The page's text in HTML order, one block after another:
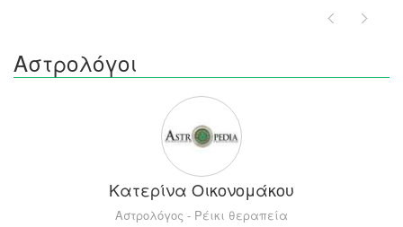
Αστρολόγοι
Κατερίνα Οικονομάκου
Αστρολόγος - Ρέικι θεραπεία